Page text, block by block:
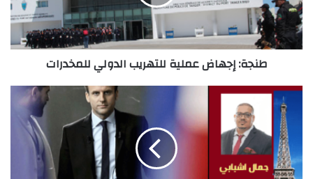
طنجة: إجهاض عملية للتهريب الدولي للمخدرات